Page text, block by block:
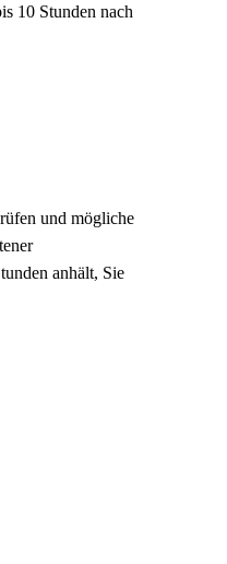
10 Stunden nach
und mögliche
anhält, Sie